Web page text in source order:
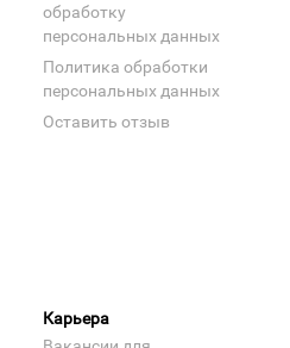
обработку
персональных данных
Политика обработки
персональных данных
Оставить отзыв
Карьера